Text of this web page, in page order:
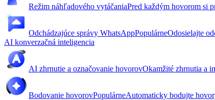
Režim náhľadového vytáčaniaPred každým hovorom si
Odchádzajúce správy WhatsAppPopulárneOdosielajte
AI konverzačná inteligencia
AI zhrnutie a označovanie hovorovOkamžité zhrnutia a
Bodovanie hovorovPopulárneAutomaticky bodujte